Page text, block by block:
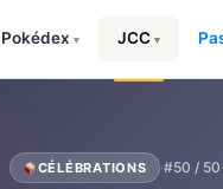
Pokédex ▾ JCC ▾
CÉLÉBRATIONS ·#50 / 50·